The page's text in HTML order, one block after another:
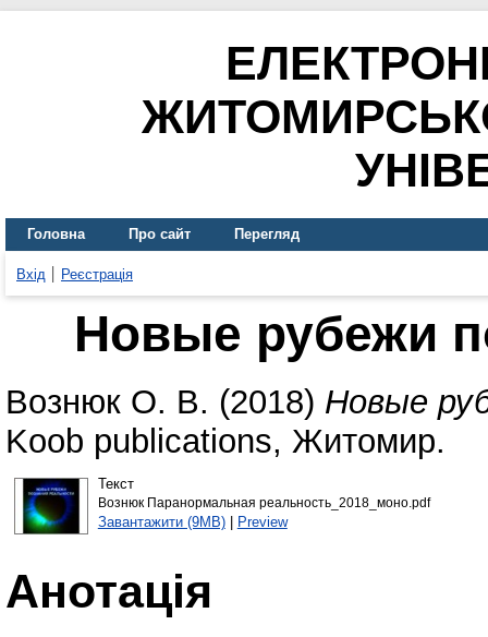
Головна Про сайт Перегляд
Вхід Реєстрація
Новые рубежи
Вознюк О. В. (2018) Новые
Koob publications, Житомир.
Текст
Вознюк Паранормальная реальность_2018_моно.pdf
Завантажити (9MB)| Preview
Анотація